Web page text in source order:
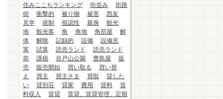
住みここちランキング
街並み
街路
樹
衝撃的 被り物 被害
西友
見学
規制 視認性 親身
観光
地
観光客 角 角地 角部屋
解
体
解除 記録的 設備
設備充
実
試算 読売ランド
読売ランド
前
課税 谷戸山公園 豊島屋
販
売
販売開始 買い取る
買い替
え
買主 買主さま 買取
貸した
い
貸別荘 貸家 費用 賃料
賃
料収入
賃貸
賃貸、賃貸管理、定期